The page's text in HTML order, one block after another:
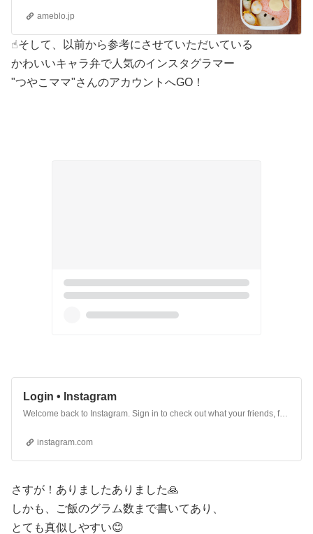
ameblo.jp
☝︎そして、以前から参考にさせていただいている
かわいいキャラ弁で人気のインスタグラマー
"つやこママ"さんのアカウントへGO！
Login • Instagram
Welcome back to Instagram. Sign in to check out what your friends, family & interests have been capturing & sharing around the world.
instagram.com
さすが！ありましたありました🙏
しかも、ご飯のグラム数まで書いてあり、
とても真似しやすい😊